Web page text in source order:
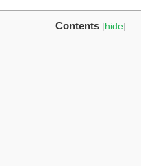
Contents [hide]